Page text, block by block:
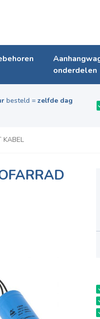
onderdelen
besteld = zelfde dag
KABEL